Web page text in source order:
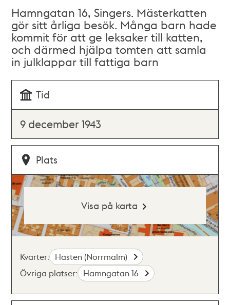
Hamngatan 16, Singers. Mästerkatten
gör sitt årliga besök. Många barn hade
kommit för att ge leksaker till katten,
och därmed hjälpa tomten att samla
in julklappar till fattiga barn
Tid
9 december 1943
Plats
Visa på karta
Kvarter: Hästen (Norrmalm)
Övriga platser: Hamngatan 16